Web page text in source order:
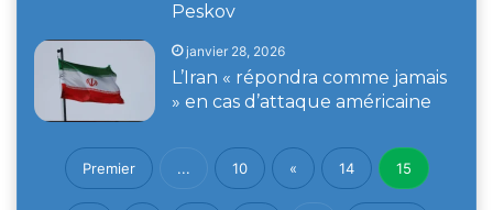
Peskov
janvier 28, 2026
L’Iran « répondra comme jamais
» en cas d’attaque américaine
Premier ... 10 « 14 15